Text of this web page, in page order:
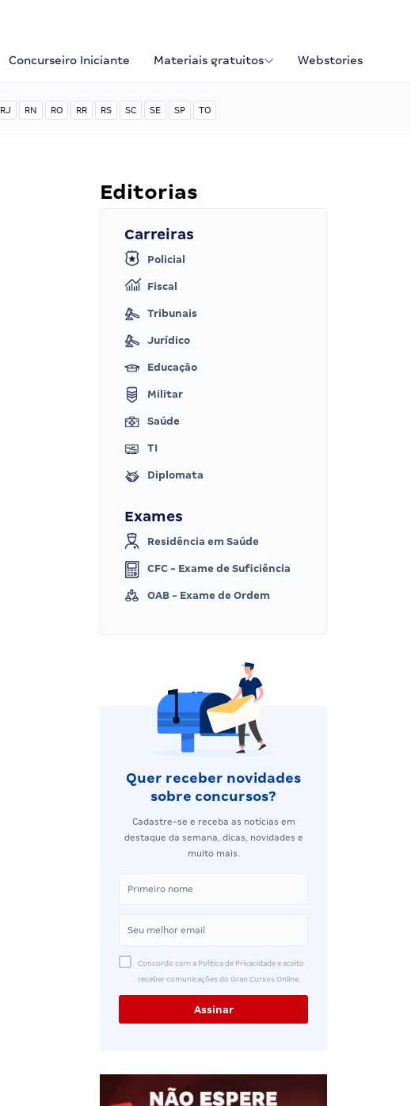
Concurseiro Iniciante Materiais gratuitos Webstories
RJ RN RO RR RS SC SE SP TO
Editorias
Carreiras
Policial
Fiscal
Tribunais
Jurídico
Educação
Militar
Saúde
TI
Diplomata
Exames
Residência em Saúde
CFC - Exame de Suficiência
OAB - Exame de Ordem
Quer receber novidades
sobre concursos?
Cadastre-se e receba as notícias em
destaque da semana, dicas, novidades e
muito mais.
Concordo com a Política de Privacidade e aceito
receber comunicações do Gran Cursos Online.